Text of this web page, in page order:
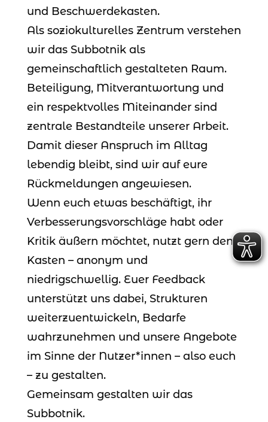
und Beschwerdekasten.
Als soziokulturelles Zentrum verstehen
wir das Subbotnik als
gemeinschaftlich gestalteten Raum.
Beteiligung, Mitverantwortung und
ein respektvolles Miteinander sind
zentrale Bestandteile unserer Arbeit.
Damit dieser Anspruch im Alltag
lebendig bleibt, sind wir auf eure
Rückmeldungen angewiesen.
Wenn euch etwas beschäftigt, ihr
Verbesserungsvorschläge habt oder
Kritik äußern möchtet, nutzt gern den
Kasten – anonym und
niedrigschwellig. Euer Feedback
unterstützt uns dabei, Strukturen
weiterzuentwickeln, Bedarfe
wahrzunehmen und unsere Angebote
im Sinne der Nutzer*innen – also euch
– zu gestalten.
Gemeinsam gestalten wir das
Subbotnik.